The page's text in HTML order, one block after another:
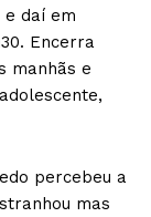
e daí em
Encerra
manhãs e
percebeu a
mas